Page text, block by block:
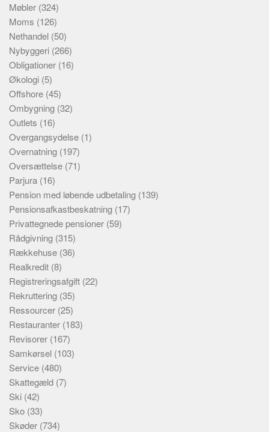
Møbler (324)
Moms (126)
Nethandel (50)
Nybyggeri (266)
Obligationer (16)
Økologi (5)
Offshore (45)
Ombygning (32)
Outlets (16)
Overgangsydelse (1)
Overnatning (197)
Oversættelse (71)
Parjura (16)
Pension med løbende udbetaling (139)
Pensionsafkastbeskatning (17)
Privattegnede pensioner (59)
Rådgivning (315)
Rækkehuse (36)
Realkredit (8)
Registreringsafgift (22)
Rekruttering (35)
Ressourcer (25)
Restauranter (183)
Revisorer (167)
Samkørsel (103)
Service (480)
Skattegæld (7)
Ski (42)
Sko (33)
Skøder (734)